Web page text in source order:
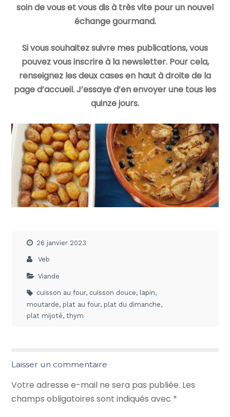
soin de vous et vous dis à très vite pour un nouvel
échange gourmand.
Si vous souhaitez suivre mes publications, vous
pouvez vous inscrire à la newsletter. Pour cela,
renseignez les deux cases en haut à droite de la
page d’accueil. J’essaye d’en envoyer une tous les
quinze jours.
26 janvier 2023
Veb
Viande
cuisson au four, cuisson douce, lapin,
moutarde, plat au four, plat du dimanche,
plat mijoté,thym
Laisser un commentaire
Votre adresse e-mail ne sera pas publiée. Les
champs obligatoires sont indiqués avec *